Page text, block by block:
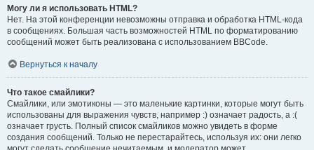
Могу ли я использовать HTML?
Нет. На этой конференции невозможны отправка и обработка HTML-кода
в сообщениях. Большая часть возможностей HTML по форматированию
сообщений может быть реализована с использованием BBCode.
Вернуться к началу
Что такое смайлики?
Смайлики, или эмотиконы — это маленькие картинки, которые могут быть
использованы для выражения чувств, например :) означает радость, а :(
означает грусть. Полный список смайликов можно увидеть в форме
создания сообщений. Только не перестарайтесь, используя их: они легко